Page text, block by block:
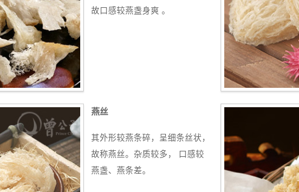
故口感较燕盏身爽 。
燕丝
其外形较燕条碎，呈细条丝状，
故称燕丝。杂质较多， 口感较
燕盏、燕条差。